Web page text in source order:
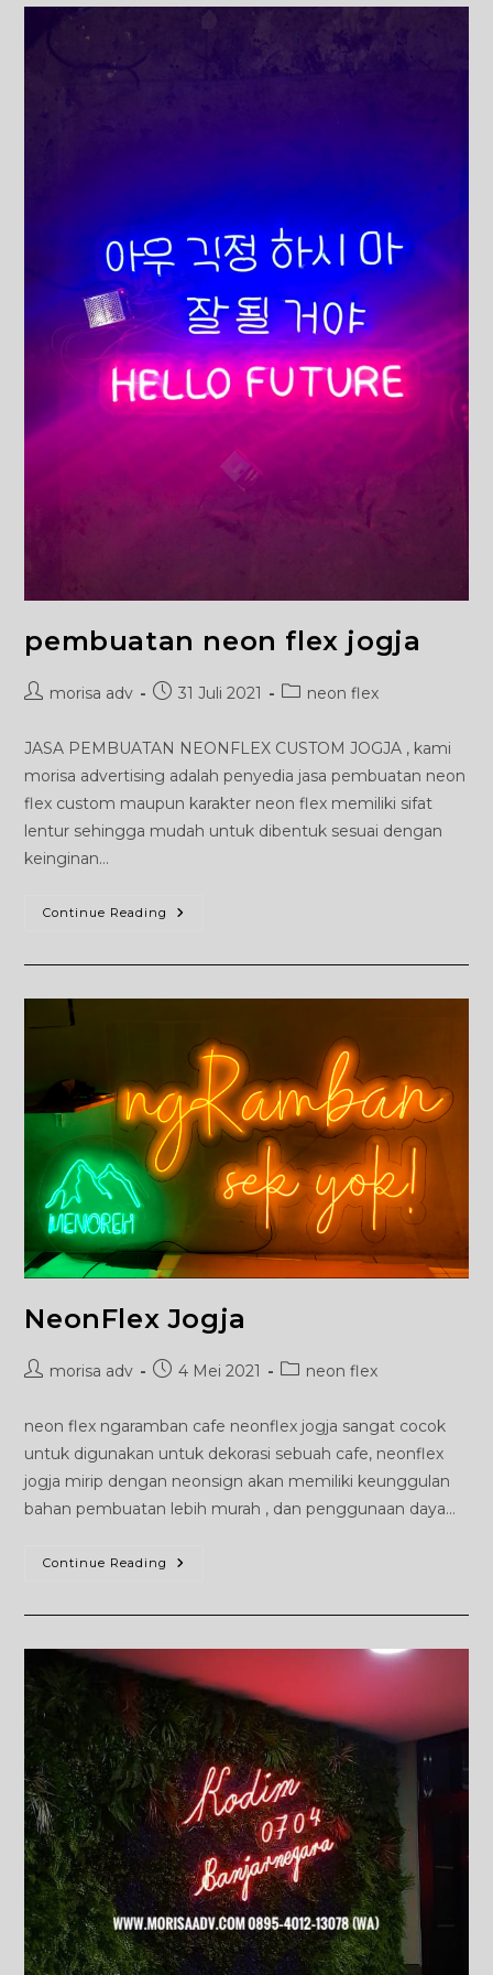
pembuatan neon flex jogja
Postmorisa adv
Post31 Juli 2021
Postneon flex
JASA PEMBUATAN NEONFLEX CUSTOM JOGJA , kami
morisa advertising adalah penyedia jasa pembuatan neon
flex custom maupun karakter neon flex memiliki sifat
lentur sehingga mudah untuk dibentuk sesuai dengan
keinginan…
Continue Reading Pembuatan
Jogja
NeonFlex Jogja
Postmorisa adv
Post4 Mei 2021
Postneon flex
neon flex ngaramban cafe neonflex jogja sangat cocok
untuk digunakan untuk dekorasi sebuah cafe, neonflex
jogja mirip dengan neonsign akan memiliki keunggulan
bahan pembuatan lebih murah , dan penggunaan daya…
Continue Reading NeonFlex